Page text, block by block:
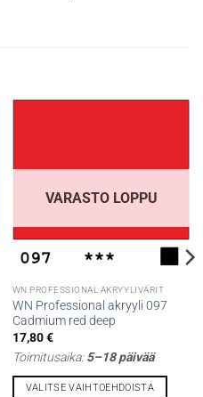
VARASTO LOPPU
WN PROFESSIONAL AKRYYLIVÄRIT
WN Professional akryyli 097
Cadmium red deep
17,80€
Toimitusaika:5–18 päivää
VALITSE VAIHTOEHDOISTA